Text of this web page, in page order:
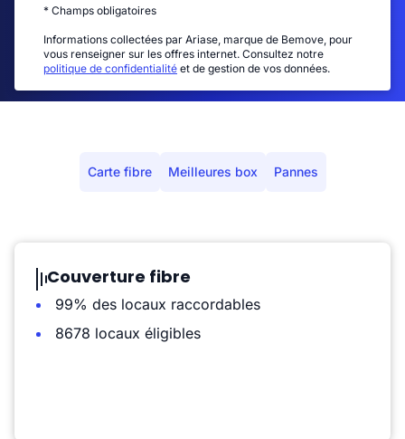
* Champs obligatoires
Informations collectées par Ariase, marque de Bemove, pour
vous renseigner sur les offres internet. Consultez notre
politique de confidentialité et de gestion de vos données.
Carte fibre Meilleures box Pannes
Couverture fibre
99% des locaux raccordables
8678 locaux éligibles